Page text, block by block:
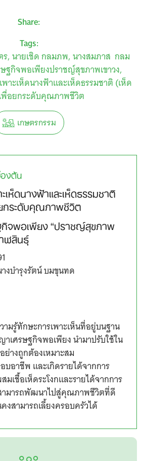
Share:
Tags:
นายเชิด กลมภพ นางสมภาส กลม
ฐกิจพอเพียงปราชญ์สุขภาพเขาวง
าะเห็ดนางฟ้าและเห็ดธรรมชาติ (เห็ด
พื่อยกระดับคุณภาพชีวิต
เกษตรกรรม
องต้น
ห็ดนางฟ้าและเห็ดธรรมชาติ
กระดับคุณภาพชีวิต
กิจพอเพียง “ปราชญ์สุขภาพ
ฬสินธุ์
งบำรุงรัตน์ บมขุนทด
ามรู้ทักษะการเพาะเห็นที่อยู่บนฐาน
เศรษฐกิจพอเพียง นำมาปรับใช้ใน
างถูกต้องเหมาะสม
บอาชีพ และเกิดรายได้จากการ
เชื้อเห็ดระโงกและรายได้จากการ
ามารถพัฒนาไปสู่คุณภาพชีวิตที่ดี
งสามารถเลี้ยงครอบครัวได้